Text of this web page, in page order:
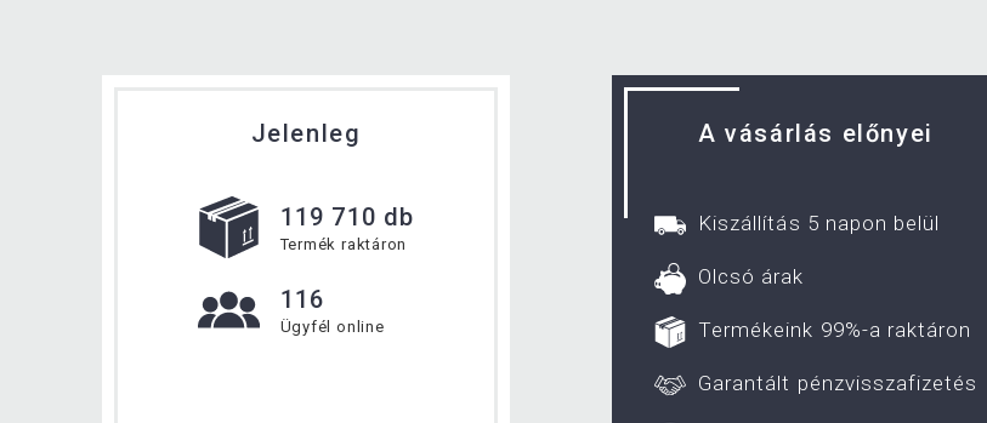
Jelenleg
119 710 db
Termék raktáron
116
Ügyfél online
A vásárlás előnyei
Kiszállítás 5 napon belül
Olcsó árak
Termékeink 99%-a raktáron
Garantált pénzvisszafizetés